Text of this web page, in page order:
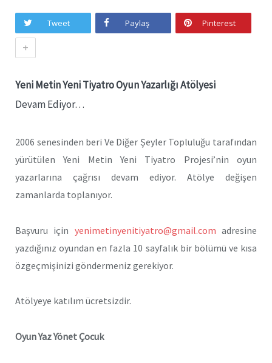
Tweet Paylaş Pinterest
+
Yeni Metin Yeni Tiyatro Oyun Yazarlığı Atölyesi
Devam Ediyor…
2006 senesinden beri Ve Diğer Şeyler Topluluğu tarafından
yürütülen Yeni Metin Yeni Tiyatro Projesi’nin oyun
yazarlarına çağrısı devam ediyor. Atölye değişen
zamanlarda toplanıyor.
Başvuru için yenimetinyenitiyatro@gmail.com adresine
yazdığınız oyundan en fazla 10 sayfalık bir bölümü ve kısa
özgeçmişinizi göndermeniz gerekiyor.
Atölyeye katılım ücretsizdir.
Oyun Yaz Yönet Çocuk